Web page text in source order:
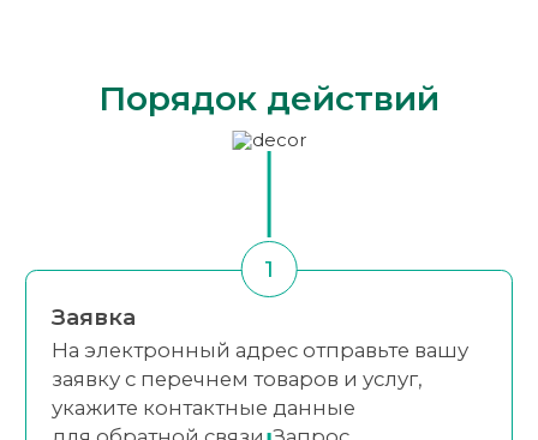
Порядок действий
Заявка
На электронный адрес отправьте вашу
заявку с перечнем товаров и услуг,
укажите контактные данные
1